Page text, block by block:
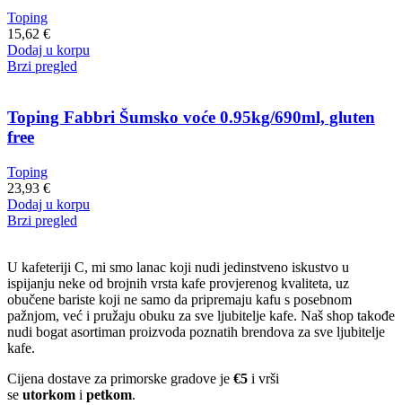
Toping
15,62 €
Dodaj u korpu
Brzi pregled
Toping Fabbri Šumsko voće 0.95kg/690ml, gluten
free
Toping
23,93 €
Dodaj u korpu
Brzi pregled
U kafeteriji C, mi smo lanac koji nudi jedinstveno iskustvo u
ispijanju neke od brojnih vrsta kafe provjerenog kvaliteta, uz
obučene bariste koji ne samo da pripremaju kafu s posebnom
pažnjom, već i pružaju obuku za sve ljubitelje kafe. Naš shop takođe
nudi bogat asortiman proizvoda poznatih brendova za sve ljubitelje
kafe.
Cijena dostave za primorske gradove je €5 i vrši
se utorkom i petkom.